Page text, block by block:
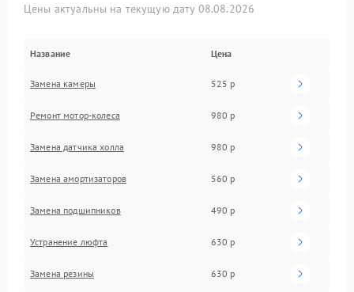
Цены актуальны на текущую дату 08.08.2026
Название Цена
Замена камеры 525 р
Ремонт мотор-колеса 980 р
Замена датчика холла 980 р
Замена амортизаторов 560 р
Замена подшипников 490 р
Устранение люфта 630 р
Замена резины 630 р